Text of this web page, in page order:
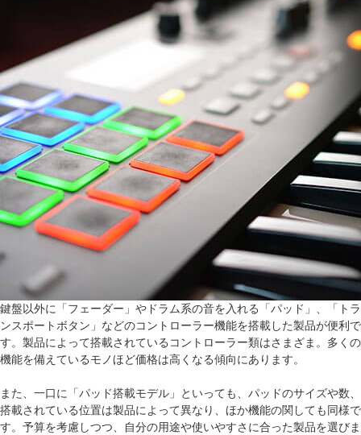
鍵盤以外に「フェーダー」やドラム系の音を入れる「パッド」、「トラ
ンスポートボタン」などのコントローラー機能を搭載した製品が便利で
す。製品によって搭載されているコントローラー類はさまざま。多くの
機能を備えているモノほど価格は高くなる傾向にあります。
また、一口に「パッド搭載モデル」といっても、パッドのサイズや数、
搭載されている位置は製品によって異なり、ほか機能の関しても同様で
す。予算を考慮しつつ、自分の用途や使いやすさに合った製品を選びま